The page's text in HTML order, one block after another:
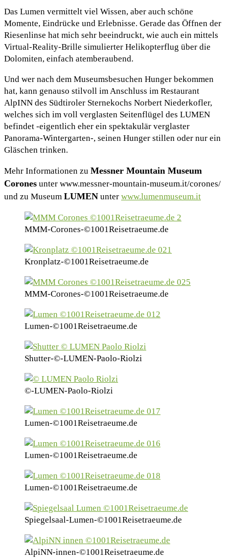
Das Lumen vermittelt viel Wissen, aber auch schöne
Momente, Eindrücke und Erlebnisse. Gerade das Öffnen der
Riesenlinse hat mich sehr beeindruckt, wie auch ein mittels
Virtual-Reality-Brille simulierter Helikopterflug über die
Dolomiten, einfach atemberaubend.
Und wer nach dem Museumsbesuchen Hunger bekommen
hat, kann genauso stilvoll im Anschluss im Restaurant
AlpINN des Südtiroler Sternekochs Norbert Niederkofler,
welches sich im voll verglasten Seitenflügel des LUMEN
befindet -eigentlich eher ein spektakulär verglaster
Panorama-Wintergarten-, seinen Hunger stillen oder nur ein
Gläschen trinken.
Mehr Informationen zu Messner Mountain Museum
Corones unter www.messner-mountain-museum.it/corones/
und zu Museum LUMEN unter www.lumenmuseum.it
MMM-Corones-©1001Reisetraeume.de
Kronplatz-©1001Reisetraeume.de
MMM-Corones-©1001Reisetraeume.de
Lumen-©1001Reisetraeume.de
Shutter-©-LUMEN-Paolo-Riolzi
©-LUMEN-Paolo-Riolzi
Lumen-©1001Reisetraeume.de
Lumen-©1001Reisetraeume.de
Lumen-©1001Reisetraeume.de
Spiegelsaal-Lumen-©1001Reisetraeume.de
AlpiNN-innen-©1001Reisetraeume.de